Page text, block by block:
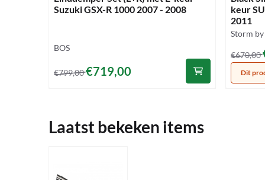
Suzuki GSX-R 1000 2007 - 2008
Merk:
BOS
Van 799,00 voor 719,00
€799,00€719,00
keur
2011
Merk:
Storm
Van
€670,00
Dit
Laatst bekeken items